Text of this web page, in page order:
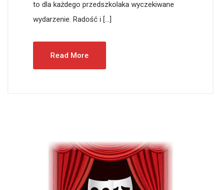
to dla każdego przedszkolaka wyczekiwane
wydarzenie. Radość i […]
Read More